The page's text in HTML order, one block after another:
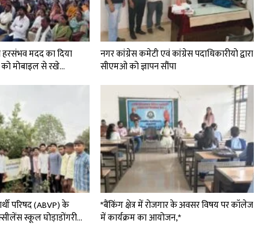
हरसंभव मदद का दिया
को मोबाइल से रखे…
नगर कांग्रेस कमेटी एवं कांग्रेस पदाधिकारीयो द्वारा
सीएमओ को ज्ञापन सौंपा
परिषद (ABVP) के
स्कूल घोड़ाडोंगरी…
*बैंकिंग क्षेत्र में रोजगार के अवसर विषय पर कॉलेज
में कार्यक्रम का आयोजन,*